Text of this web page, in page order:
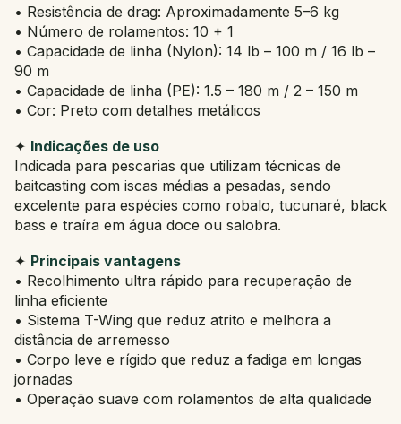
• Resistência de drag: Aproximadamente 5–6 kg
• Número de rolamentos: 10 + 1
• Capacidade de linha (Nylon): 14 lb – 100 m / 16 lb –
90 m
• Capacidade de linha (PE): 1.5 – 180 m / 2 – 150 m
• Cor: Preto com detalhes metálicos
✦ Indicações de uso
Indicada para pescarias que utilizam técnicas de
baitcasting com iscas médias a pesadas, sendo
excelente para espécies como robalo, tucunaré, black
bass e traíra em água doce ou salobra.
✦ Principais vantagens
• Recolhimento ultra rápido para recuperação de
linha eficiente
• Sistema T-Wing que reduz atrito e melhora a
distância de arremesso
• Corpo leve e rígido que reduz a fadiga em longas
jornadas
• Operação suave com rolamentos de alta qualidade